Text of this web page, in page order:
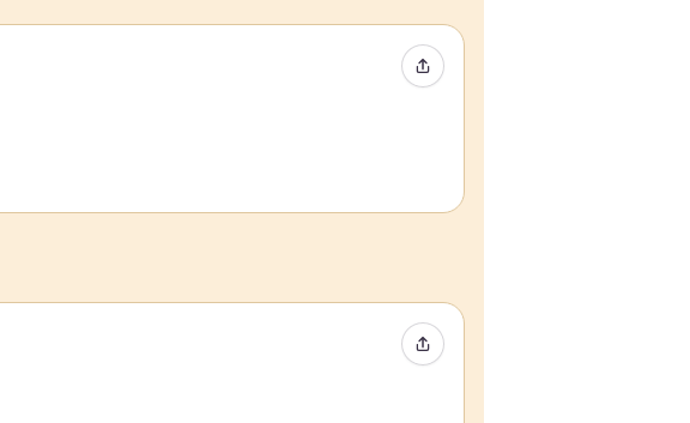
イベントをシェア
イベントをシェア